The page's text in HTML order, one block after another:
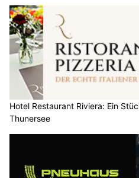
Hotel Restaurant Riviera: Ein
Thunersee